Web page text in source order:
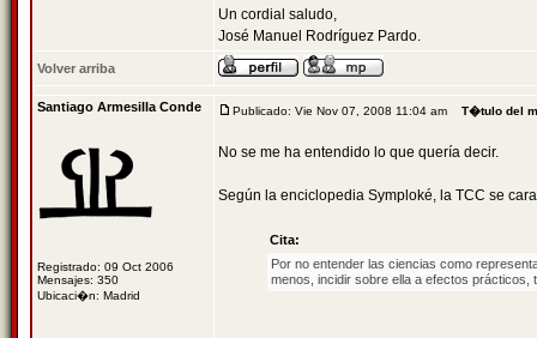
Un cordial saludo,
José Manuel Rodríguez Pardo.
Volver arriba
Santiago Armesilla Conde
Registrado: 09 Oct 2006
Mensajes: 350
Ubicaci�n: Madrid
Publicado: Vie Nov 07, 2008 11:04 am T�tulo del
No se me ha entendido lo que quería decir.
Según la enciclopedia Symploké, la TCC se
Cita:
Por no entender las ciencias como
menos, incidir sobre ella a efectos prácticos,